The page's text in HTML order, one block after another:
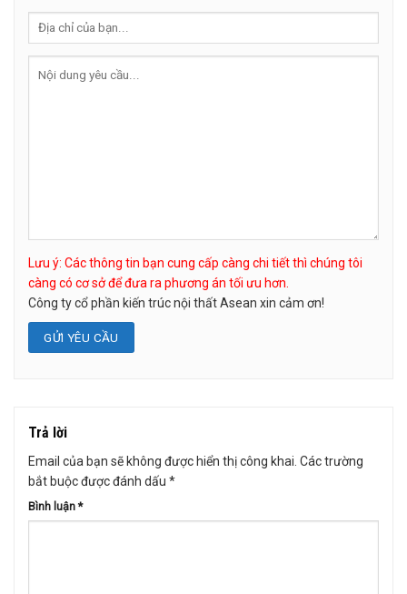
Lưu ý: Các thông tin bạn cung cấp càng chi tiết thì chúng tôi
càng có cơ sở để đưa ra phương án tối ưu hơn.
Công ty cổ phần kiến trúc nội thất Asean xin cảm ơn!
Trả lời
Email của bạn sẽ không được hiển thị công khai. Các trường
bắt buộc được đánh dấu *
Bình luận*